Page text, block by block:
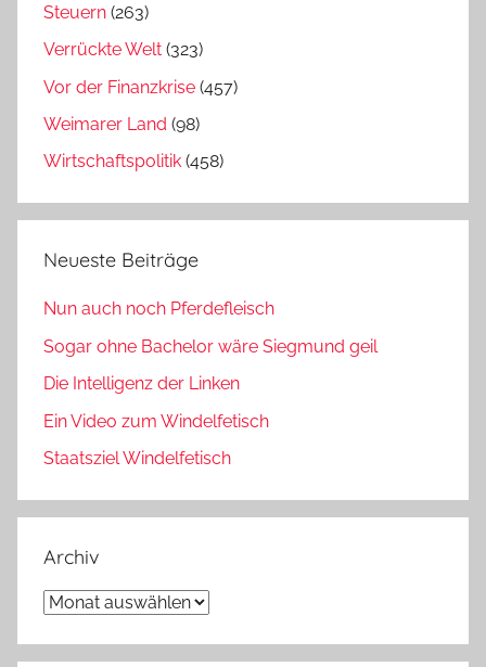
Steuern (263)
Verrückte Welt (323)
Vor der Finanzkrise (457)
Weimarer Land (98)
Wirtschaftspolitik (458)
Neueste Beiträge
Nun auch noch Pferdefleisch
Sogar ohne Bachelor wäre Siegmund geil
Die Intelligenz der Linken
Ein Video zum Windelfetisch
Staatsziel Windelfetisch
Archiv
Archiv